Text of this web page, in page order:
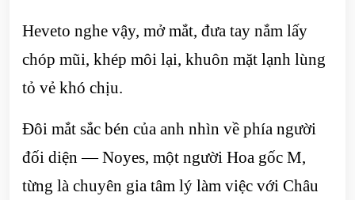
Heveto nghe vậy, mở mắt, đưa tay nắm lấy
chóp mũi, khép môi lại, khuôn mặt lạnh lùng
tỏ vẻ khó chịu.
Đôi mắt sắc bén của anh nhìn về phía người
đối diện — Noyes, một người Hoa gốc M,
từng là chuyên gia tâm lý làm việc với Châu